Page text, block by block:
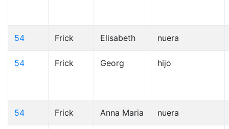
54 Frick Elisabeth nuera
54 Frick Georg hijo
54 Frick Anna Maria nuera